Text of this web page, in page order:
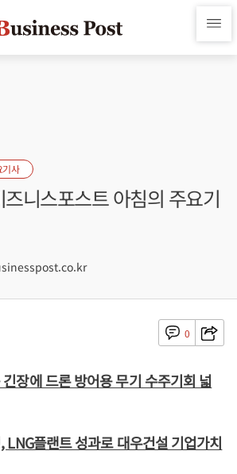
기사
니스포스트 아침의 주요기
0
장에 드론 방어용 무기 수주기회 넓
플랜트 성과로 대우건설 기업가치